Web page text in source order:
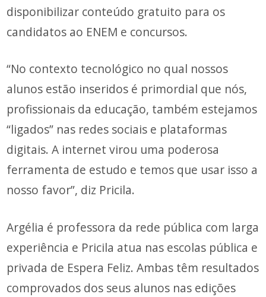
disponibilizar conteúdo gratuito para os
candidatos ao ENEM e concursos.
“No contexto tecnológico no qual nossos
alunos estão inseridos é primordial que nós,
profissionais da educação, também estejamos
“ligados” nas redes sociais e plataformas
digitais. A internet virou uma poderosa
ferramenta de estudo e temos que usar isso a
nosso favor”, diz Pricila.
Argélia é professora da rede pública com larga
experiência e Pricila atua nas escolas pública e
privada de Espera Feliz. Ambas têm resultados
comprovados dos seus alunos nas edições